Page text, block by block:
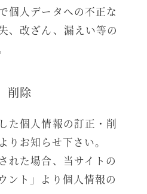
個人データへの不正な
、改ざん、漏えい等の
削除
た個人情報の訂正・削
りお知らせ下さい。
れた場合、当サイトの
ント」より個人情報の